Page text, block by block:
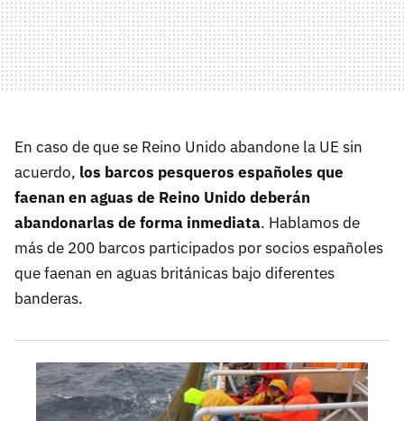
En caso de que se Reino Unido abandone la UE sin
acuerdo, los barcos pesqueros españoles que
faenan en aguas de Reino Unido deberán
abandonarlas de forma inmediata. Hablamos de
más de 200 barcos participados por socios españoles
que faenan en aguas británicas bajo diferentes
banderas.